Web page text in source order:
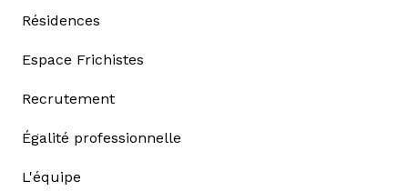
Résidences
Espace Frichistes
Recrutement
Égalité professionnelle
L'équipe